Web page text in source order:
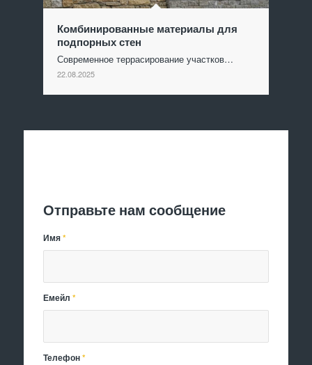
Комбинированные материалы для
подпорных стен
Современное террасирование участков…
22.08.2025
Отправьте нам сообщение
Имя*
Емейл*
Телефон*